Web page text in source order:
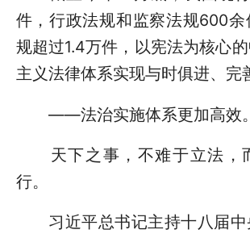
件，行政法规和监察法规600
规超过1.4万件，以宪法为核心
主义法律体系实现与时俱进、完
——法治实施体系更加高效。
天下之事，不难于立法，
行。
习近平总书记主持十八届中